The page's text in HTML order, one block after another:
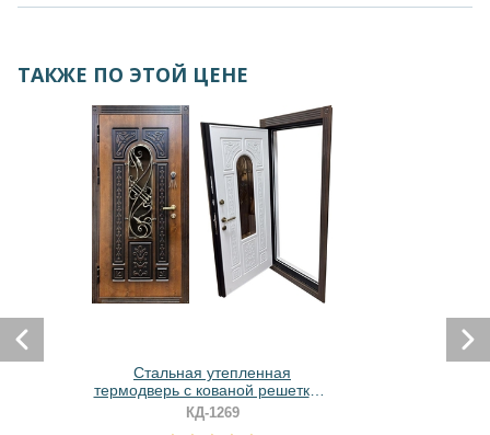
ТАКЖЕ ПО ЭТОЙ ЦЕНЕ
Стальная утепленная
термодверь с кованой решеткой,
стеклопакетом и отделкой МДФ с
фрезеровкой
КД-1269